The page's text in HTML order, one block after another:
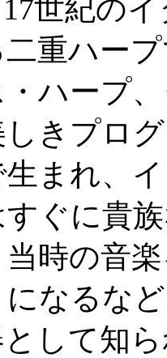
世紀の
重ハー
・ハープ
きプロ
まれ、
すぐに貴
時の音
なるな
して知